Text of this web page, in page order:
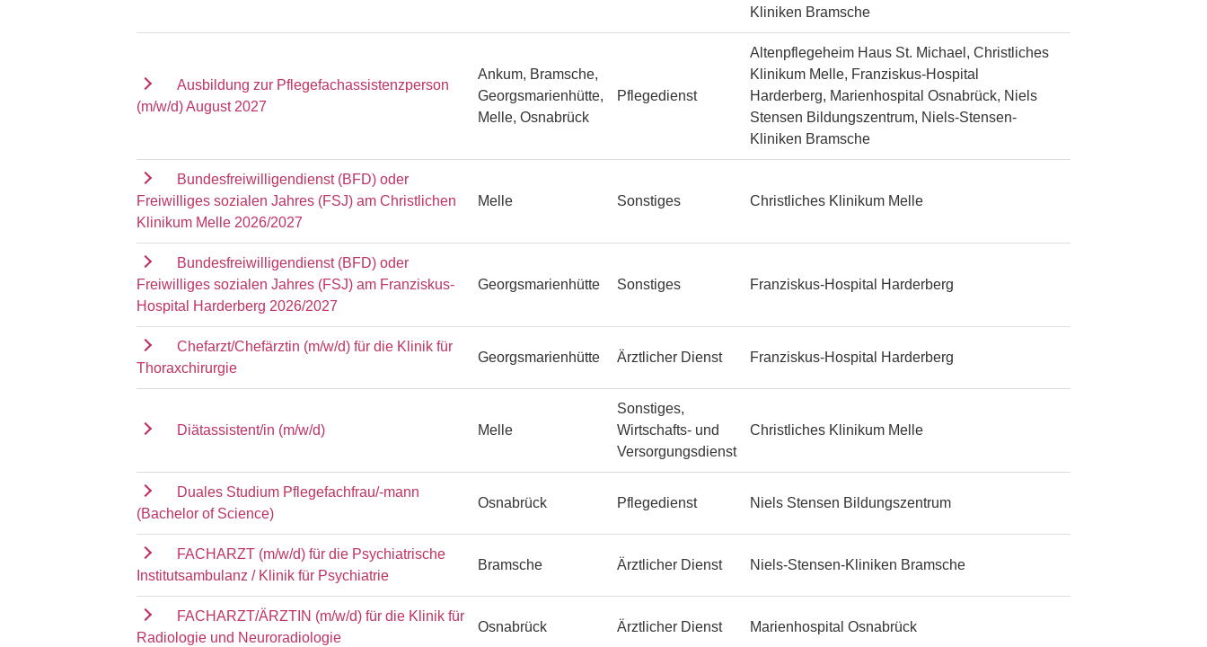
Kliniken Bramsche
Ausbildung zur Pflegefachassistenzperson
(m/w/d) August 2027
Ankum, Bramsche,
Georgsmarienhütte,
Melle, Osnabrück
Pflegedienst
Altenpflegeheim Haus St. Michael, Christliches
Klinikum Melle, Franziskus-Hospital
Harderberg, Marienhospital Osnabrück, Niels
Stensen Bildungszentrum, Niels-Stensen-
Kliniken Bramsche
Bundesfreiwilligendienst (BFD) oder
Freiwilliges sozialen Jahres (FSJ) am Christlichen
Klinikum Melle 2026/2027
Melle Sonstiges Christliches Klinikum Melle
Bundesfreiwilligendienst (BFD) oder
Freiwilliges sozialen Jahres (FSJ) am Franziskus-
Hospital Harderberg 2026/2027
Georgsmarienhütte Sonstiges Franziskus-Hospital Harderberg
Chefarzt/Chefärztin (m/w/d) für die Klinik für
Thoraxchirurgie
Georgsmarienhütte Ärztlicher Dienst Franziskus-Hospital Harderberg
Diätassistent/in (m/w/d) Melle
Sonstiges,
Wirtschafts- und
Versorgungsdienst
Christliches Klinikum Melle
Duales Studium Pflegefachfrau/-mann
(Bachelor of Science)
Osnabrück Pflegedienst Niels Stensen Bildungszentrum
FACHARZT (m/w/d) für die Psychiatrische
Institutsambulanz / Klinik für Psychiatrie
Bramsche Ärztlicher Dienst Niels-Stensen-Kliniken Bramsche
FACHARZT/ÄRZTIN (m/w/d) für die Klinik für
Radiologie und Neuroradiologie
Osnabrück Ärztlicher Dienst Marienhospital Osnabrück